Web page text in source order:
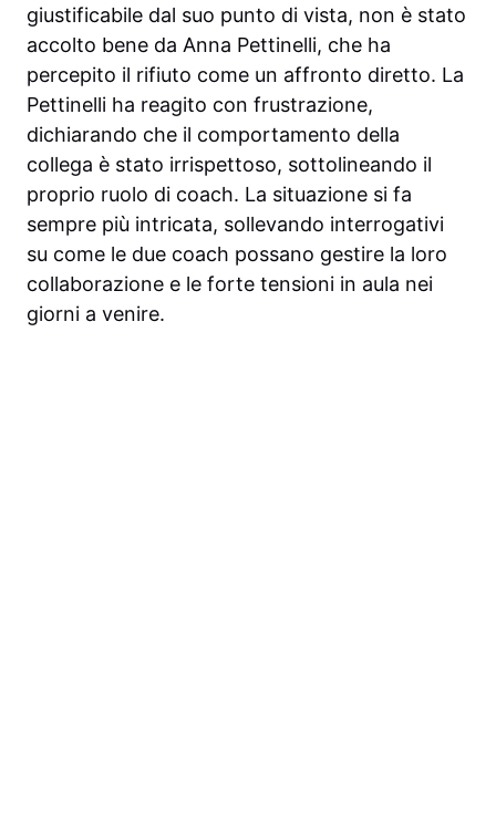
giustificabile dal suo punto di vista, non è stato
accolto bene da Anna Pettinelli, che ha
percepito il rifiuto come un affronto diretto. La
Pettinelli ha reagito con frustrazione,
dichiarando che il comportamento della
collega è stato irrispettoso, sottolineando il
proprio ruolo di coach. La situazione si fa
sempre più intricata, sollevando interrogativi
su come le due coach possano gestire la loro
collaborazione e le forte tensioni in aula nei
giorni a venire.